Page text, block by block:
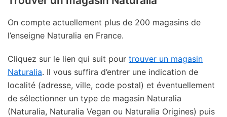
On compte actuellement plus de 200 magasins de
l’enseigne Naturalia en France.
Cliquez sur le lien qui suit pour trouver un magasin
Naturalia. Il vous suffira d’entrer une indication de
localité (adresse, ville, code postal) et éventuellement
de sélectionner un type de magasin Naturalia
(Naturalia, Naturalia Vegan ou Naturalia Origines) puis